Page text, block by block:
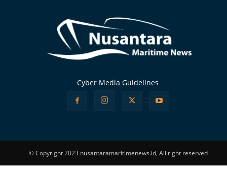
Cyber Media Guidelines
© Copyright 2023 nusantaramaritimenews.id, All right reserved